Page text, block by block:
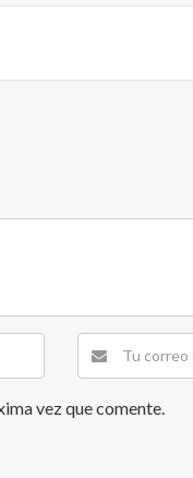
vez que comente.